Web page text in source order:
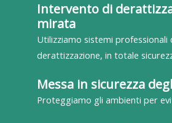
Intervento di
mirata
Utilizziamo sistemi professionali
derattizzazione, in totale
Messa in sicurezza
Proteggiamo gli ambienti per